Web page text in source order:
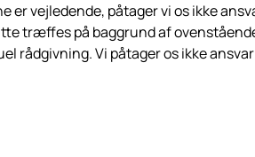
er vejledende, påtager vi os ikke
træffes på baggrund af
rådgivning. Vi påtager os ikke